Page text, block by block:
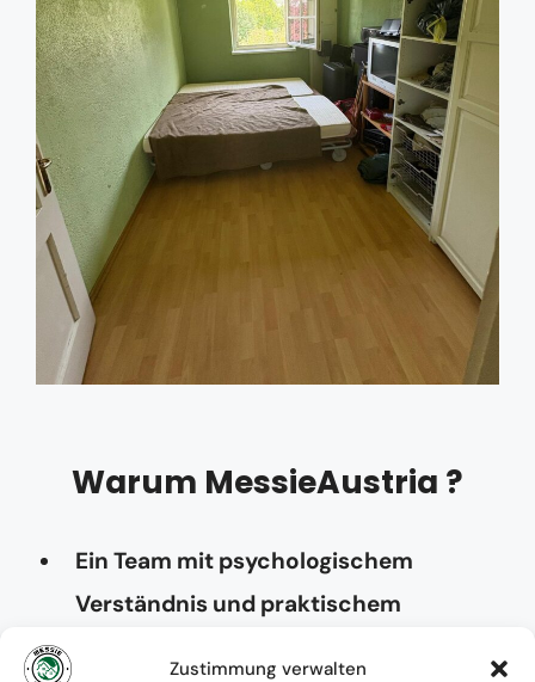
Zustimmung verwalten
Warum MessieAustria ?
Ein Team mit psychologischem
Verständnis und praktischem